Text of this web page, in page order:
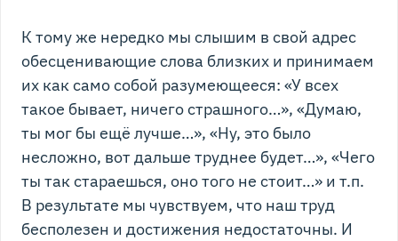
К тому же нередко мы слышим в свой адрес
обесценивающие слова близких и принимаем
их как само собой разумеющееся: «У всех
такое бывает, ничего страшного…», «Думаю,
ты мог бы ещё лучше…», «Ну, это было
несложно, вот дальше труднее будет…», «Чего
ты так стараешься, оно того не стоит…» и т.п.
В результате мы чувствуем, что наш труд
бесполезен и достижения недостаточны. И